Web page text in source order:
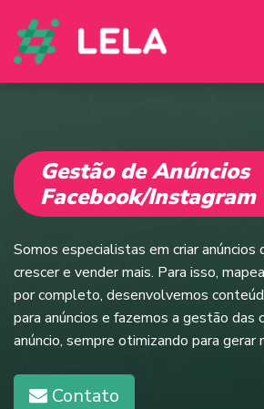
Lela Agência
Gestão de Anúncios
Facebook/Instagram
Somos especialistas em criar anúncios
crescer e vender mais. Para isso,
por completo, desenvolvemos
para anúncios e fazemos a gestão das
anúncio, sempre otimizando para gerar
Contato